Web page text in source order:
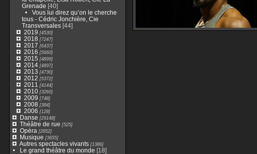
Grenade [40]
Vous lui direz qu’on le cherche
tous - Cédric Jonchière, Cie
Transversales[44]
2019 [4530]
2018 [7247]
2017 [6437]
2016 [5660]
2015 [4899]
2014[4897]
2013 [4730]
2012 [5372]
2011 [4144]
2010[3260]
2009 [748]
2008 [384]
2006 [128]
Danse [29148]
Théâtre de rue [525]
Opéra [2852]
Musique [3655]
Autres spectacles vivants[1386]
Le grand théâtre du monde [18]